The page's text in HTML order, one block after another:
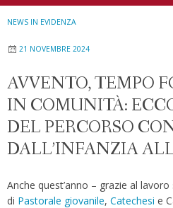
NEWS IN EVIDENZA
21 NOVEMBRE 2024
AVVENTO, TEMPO
IN COMUNITÀ:
DEL PERCORSO
DALL’INFANZIA
Anche quest’anno – grazie al
di Pastorale giovanile, Catechesi e